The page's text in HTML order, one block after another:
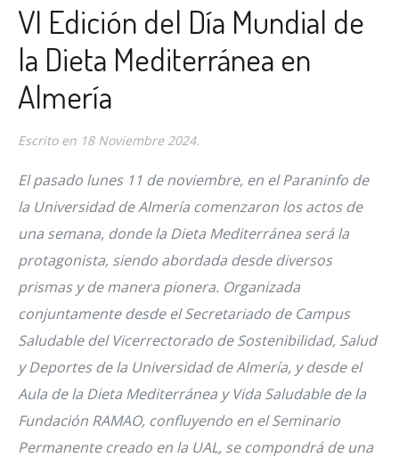
VI Edición del Día Mundial de
la Dieta Mediterránea en
Almería
Escrito en 18 Noviembre 2024.
El pasado lunes 11 de noviembre, en el Paraninfo de
la Universidad de Almería comenzaron los actos de
una semana, donde la Dieta Mediterránea será la
protagonista, siendo abordada desde diversos
prismas y de manera pionera. Organizada
conjuntamente desde el Secretariado de Campus
Saludable del Vicerrectorado de Sostenibilidad, Salud
y Deportes de la Universidad de Almería, y desde el
Aula de la Dieta Mediterránea y Vida Saludable de la
Fundación RAMAO, confluyendo en el Seminario
Permanente creado en la UAL, se compondrá de una